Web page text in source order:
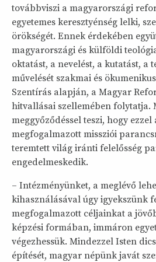
továbbviszi a magyarországi
egyetemes keresztyénség lelki,
örökségét. Ennek érdekében
magyarországi és külföldi
oktatást, a nevelést, a kutatást, a
művelését szakmai és
Szentírás alapján, a Magyar
hitvallásai szellemében folytatja.
meggyőződéssel teszi, hogy
megfogalmazott missziói
teremtett világ iránti felelősség
engedelmeskedik.
– Intézményünket, a meglévő
kihasználásával úgy igyekszünk
megfogalmazott céljainkat a
képzési formában, immáron
végezhessük. Mindezzel Isten
építését, magyar népünk javát